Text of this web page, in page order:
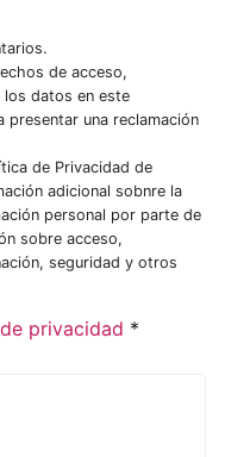
de acceso,
datos en este
una reclamación
de Privacidad de
adicional sobnre la
personal por parte de
sobre acceso,
seguridad y otros
privacidad *